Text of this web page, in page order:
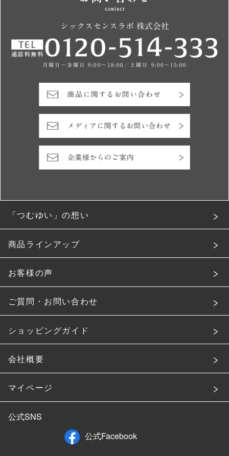
シックスセンスラボ 株式会社
月曜日～金曜日 9:00～18:00／土曜日 9:00～15:00
「つむゆい」の想い
商品ラインアップ
お客様の声
ご質問・お問い合わせ
ショッピングガイド
会社概要
マイページ
公式SNS
公式Facebook